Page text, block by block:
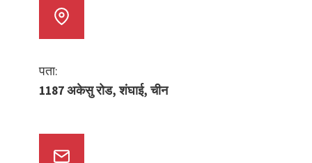
पता:
1187 अकेसु रोड, शंघाई, चीन